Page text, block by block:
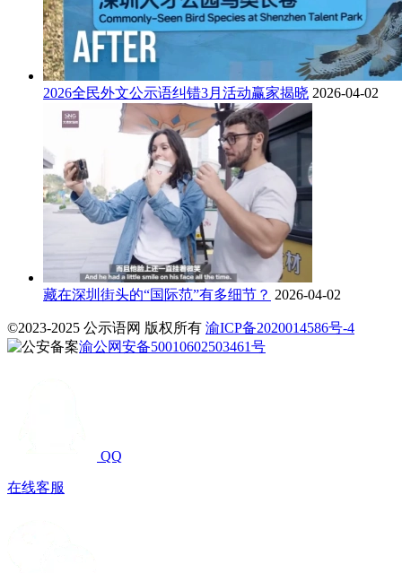
2026全民外文公示语纠错3月活动赢家揭晓 2026-04-02
藏在深圳街头的“国际范”有多细节？ 2026-04-02
©2023-2025 公示语网 版权所有 渝ICP备2020014586号-4
渝公网安备50010602503461号
QQ
在线客服